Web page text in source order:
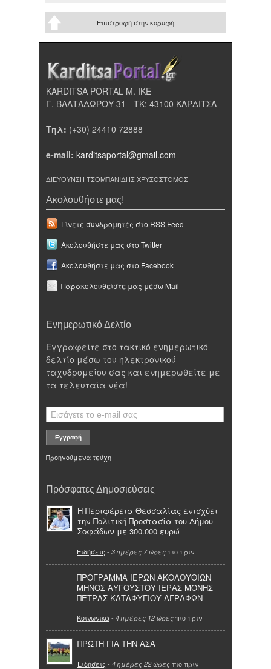
Επιστροφή στην κορυφή
KARDITSA PORTAL Μ. ΙΚΕ
Γ. ΒΑΛΤΑΔΩΡΟΥ 31 - ΤΚ: 43100 ΚΑΡΔΙΤΣΑ
Τηλ: (+30) 24410 72888
e-mail: karditsaportal@gmail.com
ΔΙΕΥΘΥΝΣΗ ΤΣΟΜΠΑΝΙΔΗΣ ΧΡΥΣΟΣΤΟΜΟΣ
Ακολουθήστε μας!
Γίνετε συνδρομητές στο RSS Feed
Ακολουθήστε μας στο Twitter
Ακολουθήστε μας στο Facebook
Παρακολουθείστε μας μέσω Mail
Ενημερωτικό Δελτίο
Εγγραφείτε στο τακτικό ενημερωτικό
δελτίο μέσω του ηλεκτρονικού
ταχυδρομείου σας και ενημερωθείτε με
τα τελευταία νέα!
Προηγούμενα τεύχη
Πρόσφατες Δημοσιεύσεις
Η Περιφέρεια Θεσσαλίας ενισχύει
την Πολιτική Προστασία του Δήμου
Σοφάδων με 300.000 ευρώ
Ειδήσεις - 3 ημέρες 7 ώρες πιο πριν
ΠΡΟΓΡΑΜΜΑ ΙΕΡΩΝ ΑΚΟΛΟΥΘΙΩΝ
ΜΗΝΟΣ ΑΥΓΟΥΣΤΟΥ ΙΕΡΑΣ ΜΟΝΗΣ
ΠΕΤΡΑΣ ΚΑΤΑΦΥΓΙΟΥ ΑΓΡΑΦΩΝ
Κοινωνικά- 4 ημέρες 12 ώρες πιο πριν
ΠΡΩΤΗ ΓΙΑ ΤΗΝ ΑΣΑ
Ειδήσεις - 4 ημέρες 22 ώρες πιο πριν